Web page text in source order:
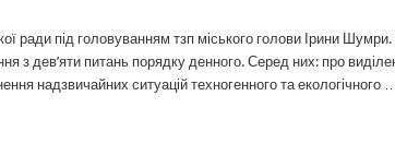
ради під головуванням тзп міського голови Ірини Шумри.
з дев’яти питань порядку денного. Серед них: про
надзвичайних ситуацій техногенного та екологічного …